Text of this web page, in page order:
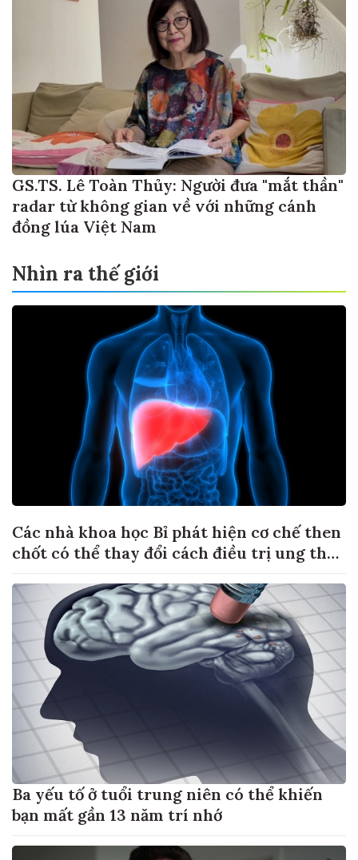
GS.TS. Lê Toàn Thủy: Người đưa "mắt thần"
radar từ không gian về với những cánh
đồng lúa Việt Nam
Nhìn ra thế giới
Các nhà khoa học Bỉ phát hiện cơ chế then
chốt có thể thay đổi cách điều trị ung thư
Ba yếu tố ở tuổi trung niên có thể khiến
bạn mất gần 13 năm trí nhớ